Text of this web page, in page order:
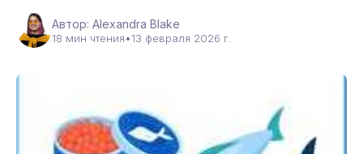
Автор: Alexandra Blake
18 мин чтения•13 февраля 2026 г.